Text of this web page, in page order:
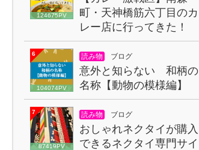
124675PV
町・天神橋筋六丁目のカ
レー店に行ってきた！
6
104074PV
読み物 ブログ
意外と知らない 和柄の
名称【動物の模様編】
7
87419PV
読み物 ブログ
おしゃれネクタイが購入
できるネクタイ専門サイ